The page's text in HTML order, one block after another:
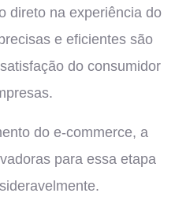
direto na experiência do
e eficientes são
do consumidor
do e-commerce, a
para essa etapa